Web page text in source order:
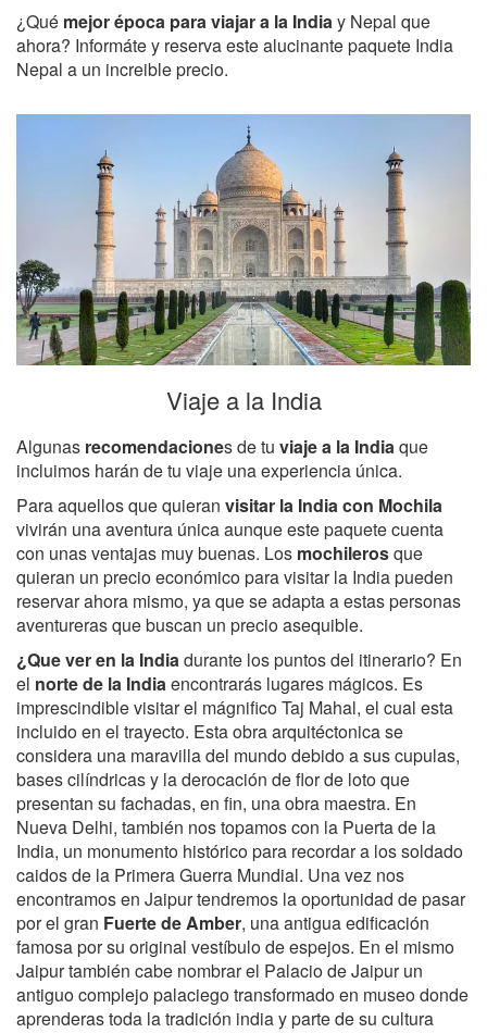
¿Qué mejor época para viajar a la India y Nepal que
ahora? Informáte y reserva este alucinante paquete India
Nepal a un increible precio.
Viaje a la India
Algunas recomendaciones de tu viaje a la Indiaque
incluimos harán de tu viaje una experiencia única.
Para aquellos que quieran visitar la India con Mochila
vivirán una aventura única aunque este paquete cuenta
con unas ventajas muy buenas. Los mochilerosque
quieran un precio económico para visitar la India pueden
reservar ahora mismo, ya que se adapta a estas personas
aventureras que buscan un precio asequible.
¿Que ver en la Indiadurante los puntos del itinerario? En
el norte de la Indiaencontrarás lugares mágicos. Es
imprescindible visitar el mágnifico Taj Mahal, el cual esta
incluido en el trayecto. Esta obra arquitéctonica se
considera una maravilla del mundo debido a sus cupulas,
bases cilíndricas y la derocación de flor de loto que
presentan su fachadas, en fin, una obra maestra. En
Nueva Delhi, también nos topamos con la Puerta de la
India, un monumento histórico para recordar a los soldado
caidos de la Primera Guerra Mundial. Una vez nos
encontramos en Jaipur tendremos la oportunidad de pasar
por el gran Fuerte de Amber, una antigua edificación
famosa por su original vestíbulo de espejos. En el mismo
Jaipur también cabe nombrar el Palacio de Jaipur un
antiguo complejo palaciego transformado en museo donde
aprenderas toda la tradición india y parte de su cultura